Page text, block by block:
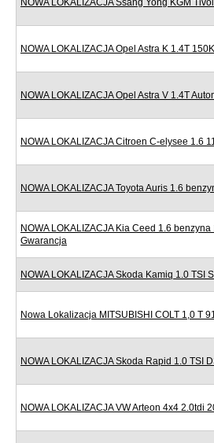
NOWA LOKALIZACJA Ssang Yong KGM
NOWA LOKALIZACJA Opel Astra K 1.4T
NOWA LOKALIZACJA Opel Astra V 1.4T
NOWA LOKALIZACJA Citroen C-elysee 1.6
NOWA LOKALIZACJA Toyota Auris 1.6
NOWA LOKALIZACJA Kia Ceed 1.6
Gwarancja
NOWA LOKALIZACJA Skoda Kamiq 1.0 TSI
Nowa Lokalizacja MITSUBISHI COLT 1,0 T
NOWA LOKALIZACJA Skoda Rapid 1.0 TSI
NOWA LOKALIZACJA VW Arteon 4x4